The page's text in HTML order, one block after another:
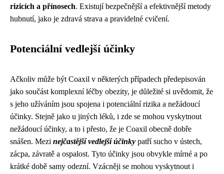
rizicích a přínosech. Existují bezpečnější a efektivnější metody
hubnutí, jako je zdravá strava a pravidelné cvičení.
Potenciální vedlejší účinky
Ačkoliv může být Coaxil v některých případech předepisován
jako součást komplexní léčby obezity, je důležité si uvědomit, že
s jeho užíváním jsou spojena i potenciální rizika a nežádoucí
účinky. Stejně jako u jiných léků, i zde se mohou vyskytnout
nežádoucí účinky, a to i přesto, že je Coaxil obecně dobře
snášen. Mezi nejčastější vedlejší účinky patří sucho v ústech,
zácpa, závratě a ospalost. Tyto účinky jsou obvykle mírné a po
krátké době samy odezní. Vzácněji se mohou vyskytnout i